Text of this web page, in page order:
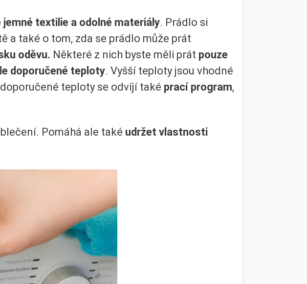
jemné textilie a odolné materiály. Prádlo si
a také o tom, zda se prádlo může prát
oděvu. Některé z nich byste měli prát pouze
doporučené teploty. Vyšší teploty jsou vhodné
teploty se odvíjí také prací program,
Pomáhá ale také udržet vlastnosti